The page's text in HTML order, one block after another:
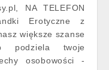
NA TELEFON
Erotyczne z
większe szanse
podziela twoje
osobowości -